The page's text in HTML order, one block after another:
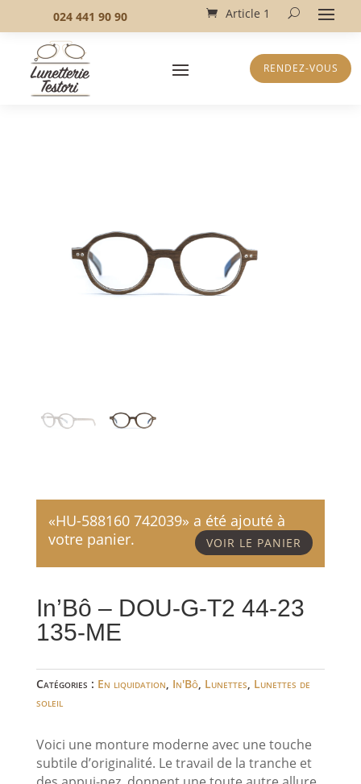
024 441 90 90 Article 1
RENDEZ-VOUS
«HU-588160 742039» a été ajouté à
votre panier.
VOIR LE PANIER
In’Bô – DOU-G-T2 44-23
135-ME
Catégories : En liquidation, In'Bô, Lunettes, Lunettes de
soleil
Voici une monture moderne avec une touche
subtile d’originalité. Le travail de la tranche et